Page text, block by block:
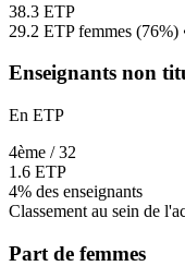
38.3 ETP
29.2 ETP femmes (76%)
Enseignants non
En ETP
4ème /32
1.6 ETP
4% des enseignants
Classement au sein de
Part de femmes